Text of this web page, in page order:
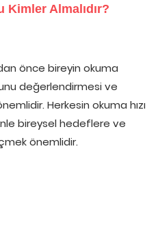
Kimler Almalıdır?
önce bireyin okuma
değerlendirmesi ve
Herkesin okuma hızı
bireysel hedeflere ve
önemlidir.